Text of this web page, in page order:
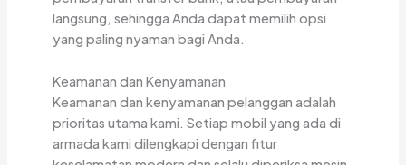
langsung, sehingga Anda dapat memilih opsi
yang paling nyaman bagi Anda.
Keamanan dan Kenyamanan
Keamanan dan kenyamanan pelanggan adalah
prioritas utama kami. Setiap mobil yang ada di
armada kami dilengkapi dengan fitur